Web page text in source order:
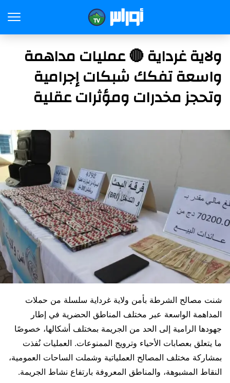
ولاية غرداية 🔴 عمليات مداهمة
واسعة تفكك شبكات إجرامية
وتحجز مخدرات ومؤثرات عقلية
شنت مصالح الشرطة بأمن ولاية غرداية سلسلة من حملات
المداهمة الواسعة عبر مختلف المناطق الحضرية في إطار
جهودها الرامية إلى الحد من الجريمة بمختلف أشكالها، خصوصًا
ما يتعلق بعصابات الأحياء وترويج الممنوعات. العمليات نُفذت
بمشاركة مختلف المصالح العملياتية وشملت الساحات العمومية،
النقاط المشبوهة، والمناطق المعروفة بارتفاع نشاط الجريمة.